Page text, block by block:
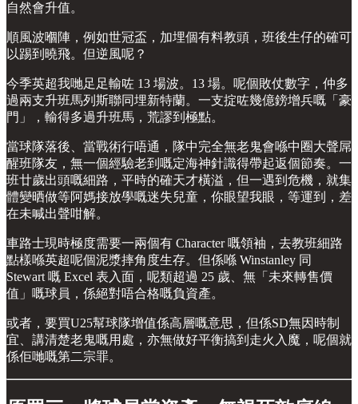
自然會升值。
順風波嗰陣，例如世冠盃，加埋個有料教頭，班後生仔的確可
以踢到曉飛。但逆風呢？
今季英超我哋足足輸咗 13 場波。13 場。呢個敗仗數字，仲多
過兩支升班馬列斯聯同埋新特蘭。一支掟咗幾億鎊增兵嘅「豪
門」，輸得多過升班馬，荒謬到極點。
當球隊落後、當戰術行唔通，隊中完全無老鬼會喺中圈大聲屌
醒班隊友，無一個經驗老到嘅定海神針識得帶起返個節奏。一
班廿歲出頭嘅細路，平時的確天才橫溢，但一遇到危機，就集
體變晒做等阿媽接放學嘅迷失兒童，你眼望我眼，等運到，差
在未喊出聲咁解。
車路士現時極度需要一兩個有 Character 嘅領袖，去教班細路
點樣喺英超呢個泥漿摔角度生存。但係喺 Winstanley 同
Stewart 嘅 Excel 表入面，呢類超過 25 歲、無「未來轉售價
值」嘅球員，係絕對唔合格嘅負資產。
或者，要買U25幫球隊增值係高層嘅意思，但係SD無因時制
宜、講清楚老鬼嘅用處，亦無做好平衡搞到走火入魔，呢個就
係佢哋嘅第二宗罪。